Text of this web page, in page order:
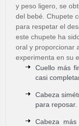
y peso ligero, se
del bebé. Chupete
para respetar el
este chupete ha
oral y proporcionar
experimenta en su
Cuello más
casi
Cabeza
para reposar.
Cabeza